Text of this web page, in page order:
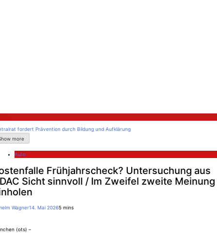
fordert Prävention durch Bildung und Aufklärung
more
Auto
Frühjahrscheck? Untersuchung aus
Sicht sinnvoll / Im Zweifel zweite Meinung
Wagner14. Mai 20265 mins
(ots) –